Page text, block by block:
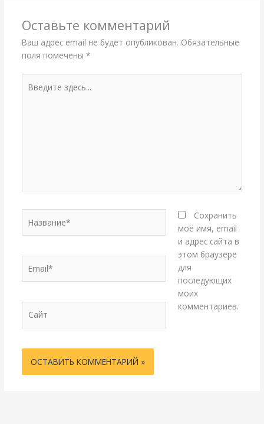
Оставьте комментарий
Ваш адрес email не будет опубликован. Обязательные
поля помечены *
здесь...
Сохранить
моё имя, email
и адрес сайта в
этом браузере
для
последующих
моих
комментариев.